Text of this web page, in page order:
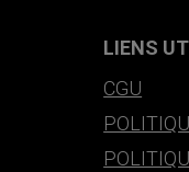
LIENS
CGU